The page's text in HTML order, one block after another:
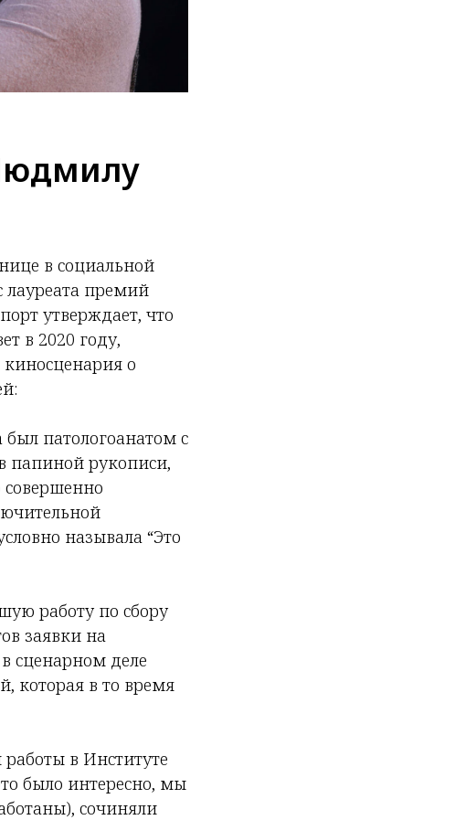
в социальной
лауреата премий
утверждает, что
в 2020 году,
о
патологоанатом с
папиной рукописи,
совершенно
называла “Это
работу по сбору
заявки на
сценарном деле
которая в то время
в Институте
было интересно, мы
сочиняли